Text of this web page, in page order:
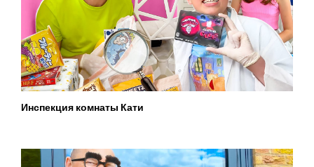
Инспекция комнаты Кати